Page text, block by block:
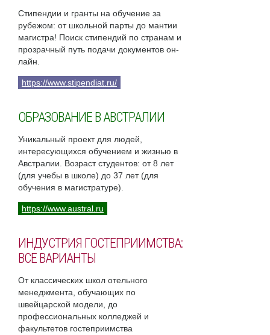
Стипендии и гранты на обучение за
рубежом: от школьной парты до мантии
магистра! Поиск стипендий по странам и
прозрачный путь подачи документов он-
лайн.
https://www.stipendiat.ru/
ОБРАЗОВАНИЕ В АВСТРАЛИИ
Уникальный проект для людей,
интересующихся обучением и жизнью в
Австралии. Возраст студентов: от 8 лет
(для учебы в школе) до 37 лет (для
обучения в магистратуре).
https://www.austral.ru
ИНДУСТРИЯ ГОСТЕПРИИМСТВА:
ВСЕ ВАРИАНТЫ
От классических школ отельного
менеджмента, обучающих по
швейцарской модели, до
профессиональных колледжей и
факультетов гостеприимства